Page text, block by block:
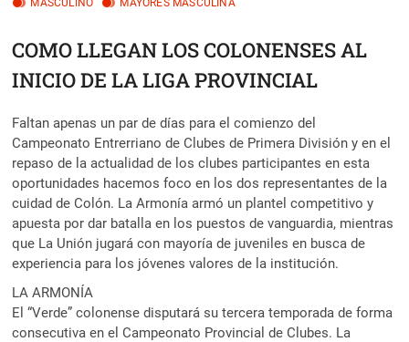
MASCULINO MAYORES MASCULINA
COMO LLEGAN LOS COLONENSES AL
INICIO DE LA LIGA PROVINCIAL
Faltan apenas un par de días para el comienzo del
Campeonato Entrerriano de Clubes de Primera División y en el
repaso de la actualidad de los clubes participantes en esta
oportunidades hacemos foco en los dos representantes de la
cuidad de Colón. La Armonía armó un plantel competitivo y
apuesta por dar batalla en los puestos de vanguardia, mientras
que La Unión jugará con mayoría de juveniles en busca de
experiencia para los jóvenes valores de la institución.
LA ARMONÍA
El “Verde” colonense disputará su tercera temporada de forma
consecutiva en el Campeonato Provincial de Clubes. La